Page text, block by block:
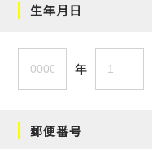
生年月日
年
郵便番号